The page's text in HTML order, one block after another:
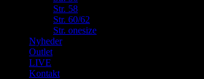
Str. 58
Str. 60/62
Str. onesize
Nyheder
Outlet
LIVE
Kontakt